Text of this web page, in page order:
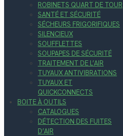
ROBINETS QUART DE TOUR
SANTÉ ET SÉCURITÉ
SÉCHEURS FRIGORIFIQUES
SILENCIEUX
SOUFFLETTES
SOUPAPES DE SÉCURITÉ
TRAITEMENT DE L’AIR
TUYAUX ANTIVIBRATIONS
TUYAUX ET
QUICKCONNECTS
BOITE À OUTILS
CATALOGUES
DÉTECTION DES FUITES
D’AIR